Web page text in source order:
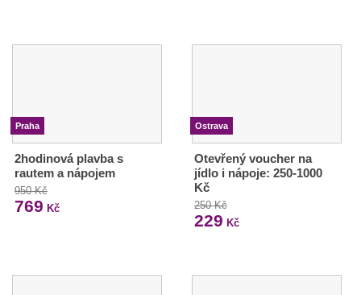
Praha
2hodinová plavba s
rautem a nápojem
950 Kč
769 Kč
Ostrava
Otevřený voucher na
jídlo i nápoje: 250-1000
Kč
250 Kč
229 Kč